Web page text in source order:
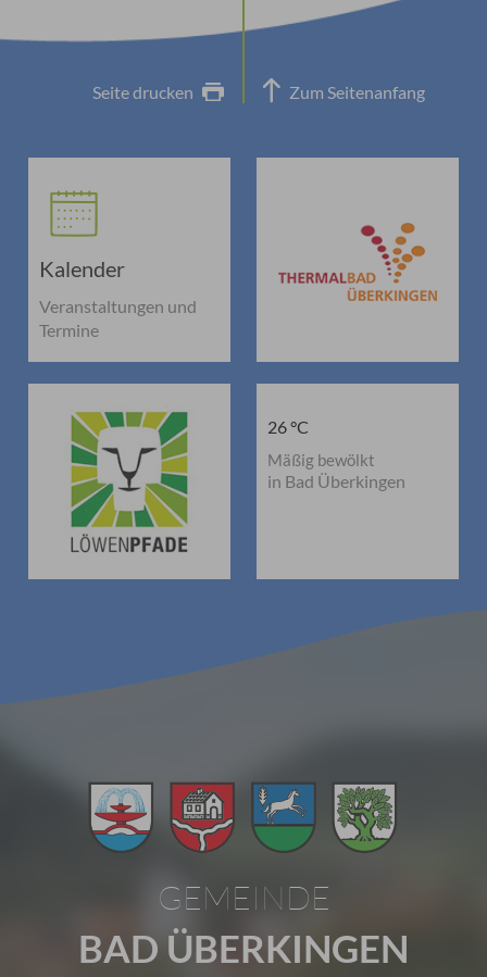
Seite drucken Zum Seitenanfang
Kalender
Veranstaltungen und
Termine
26 °C
Mäßig bewölkt
in Bad Überkingen
GEMEINDE
BAD ÜBERKINGEN